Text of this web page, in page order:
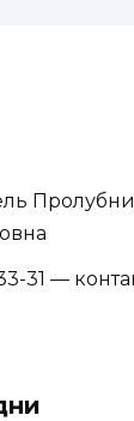
31 —